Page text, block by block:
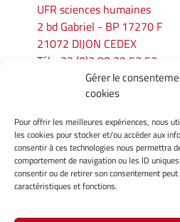
Gérer le
cookies
Pour offrir les meilleures expériences, nous
les cookies pour stocker et/ou accéder aux
consentir à ces technologies nous permettra
comportement de navigation ou les ID
consentir ou de retirer son consentement
caractéristiques et fonctions.
UFR sciences humaines
2 bd Gabriel - BP 17270 F
21072 DIJON CEDEX
Tél. : 33 (0)3 80 39 53 52
lir3s@u-bourgogne.fr
INFORMATIONS
Mentions légales
Gérer mes cookies
Politique de cookies
Avertissement